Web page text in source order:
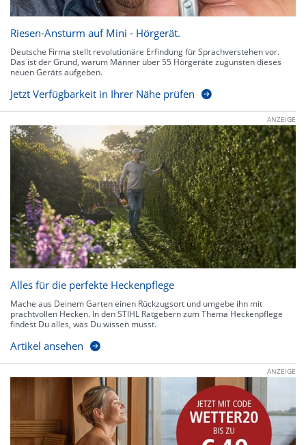
Riesen-Ansturm auf Mini - Hörgerät.
Deutsche Firma stellt revolutionäre Erfindung für Sprachverstehen vor.
Das ist der Grund, warum Männer über 55 Hörgeräte zugunsten dieses
neuen Geräts aufgeben.
Jetzt Verfügbarkeit in Ihrer Nähe prüfen
ANZEIGE
Alles für die perfekte Heckenpflege
Mache aus Deinem Garten einen Rückzugsort und umgebe ihn mit
prachtvollen Hecken. In den STIHL Ratgebern zum Thema Heckenpflege
findest Du alles, was Du wissen musst.
Artikel ansehen
ANZEIGE